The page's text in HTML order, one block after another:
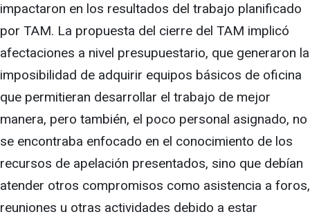
impactaron en los resultados del trabajo planificado
por TAM. La propuesta del cierre del TAM implicó
afectaciones a nivel presupuestario, que generaron la
imposibilidad de adquirir equipos básicos de oficina
que permitieran desarrollar el trabajo de mejor
manera, pero también, el poco personal asignado, no
se encontraba enfocado en el conocimiento de los
recursos de apelación presentados, sino que debían
atender otros compromisos como asistencia a foros,
reuniones u otras actividades debido a estar